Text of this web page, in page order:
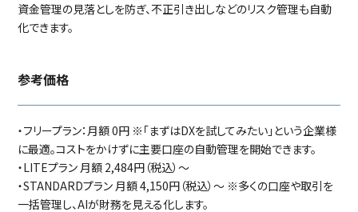
資金管理の見落としを防ぎ、不正引き出しなどのリスク管理も自動
化できます。
参考価格
・フリープラン：月額 0円 ※「まずはDXを試してみたい」という企業様
に最適。コストをかけずに主要口座の自動管理を開始できます。
・LITEプラン 月額 2,484円（税込）～
・STANDARDプラン 月額 4,150円（税込）～ ※多くの口座や取引を
一括管理し、AIが財務を見える化します。